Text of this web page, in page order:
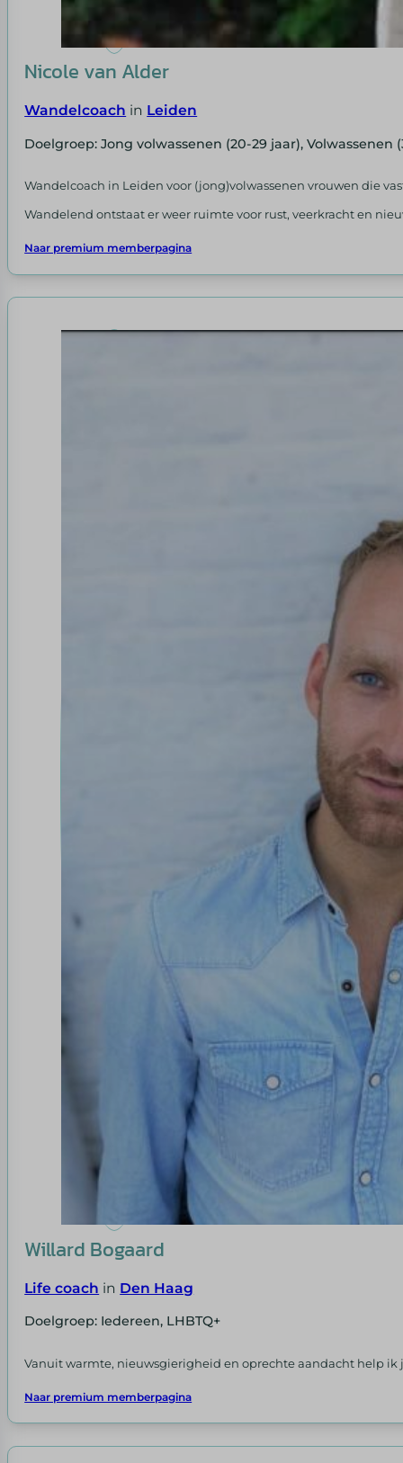
Nicole van Alder
Wandelcoach in Leiden
Doelgroep: Jong volwassenen (20-29 jaar), Volwassenen
Wandelcoach in Leiden voor (jong)volwassenen vrouwen die
Wandelend ontstaat er weer ruimte voor rust, veerkracht en
Naar premium memberpagina
Willard Bogaard
Life coach in Den Haag
Doelgroep: Iedereen, LHBTQ+
Vanuit warmte, nieuwsgierigheid en oprechte aandacht help ik
Naar premium memberpagina